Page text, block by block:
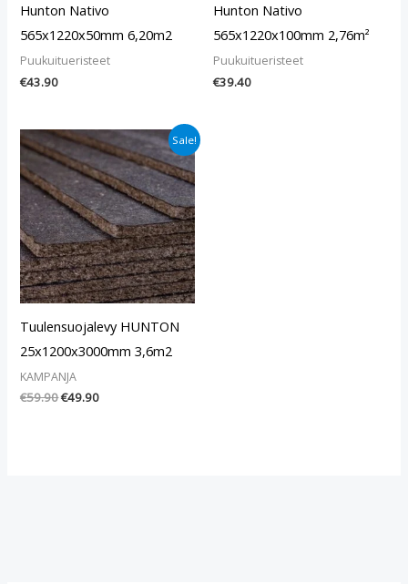
Hunton Nativo
565x1220x50mm 6,20m2
Puukuitueristeet
€43.90
Hunton Nativo
565x1220x100mm 2,76m²
Puukuitueristeet
€39.40
Sale!
Tuulensuojalevy HUNTON
25x1200x3000mm 3,6m2
KAMPANJA
€59.90
Alkuperäinen
hinta
oli:
€59.90.
€49.90
Nykyinen
hinta
on:
€49.90.